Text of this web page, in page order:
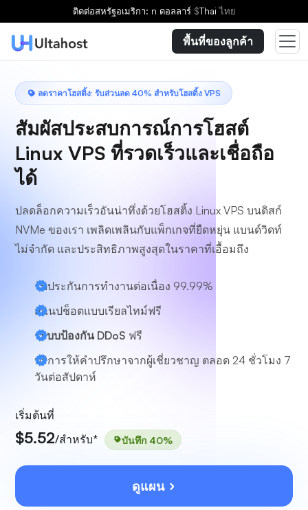
ติดต่อสหรัฐอเมริกา: n ดอลลาร์ $Thaiไทย
พื้นที่ของลูกค้า
ลดราคาโฮสติ้ง: รับส่วนลด 40% สำหรับโฮสติ้ง VPS
สัมผัสประสบการณ์การโฮสต์
Linux VPS ที่รวดเร็วและเชื่อถือ
ได้
ปลดล็อกความเร็วอันน่าทึ่งด้วยโฮสติ้ง Linux VPS บนดิสก์
NVMe ของเรา เพลิดเพลินกับแพ็กเกจที่ยืดหยุ่น แบนด์วิดท์
ไม่จำกัด และประสิทธิภาพสูงสุดในราคาที่เอื้อมถึง
รับประกันการทำงานต่อเนื่อง 99.99%
สแนปช็อตแบบเรียลไทม์ฟรี
ระบบป้องกัน DDoS ฟรี
บริการให้คำปรึกษาจากผู้เชี่ยวชาญ ตลอด 24 ชั่วโมง 7
วันต่อสัปดาห์
เริ่มต้นที่
$5.52/สำหรับ* บันทึก 40%
ดูแผน